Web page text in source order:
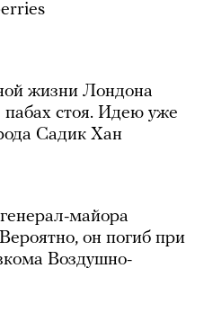
жизни Лондона
пабах стоя. Идею уже
Садик Хан
майора
он погиб при
Воздушно-